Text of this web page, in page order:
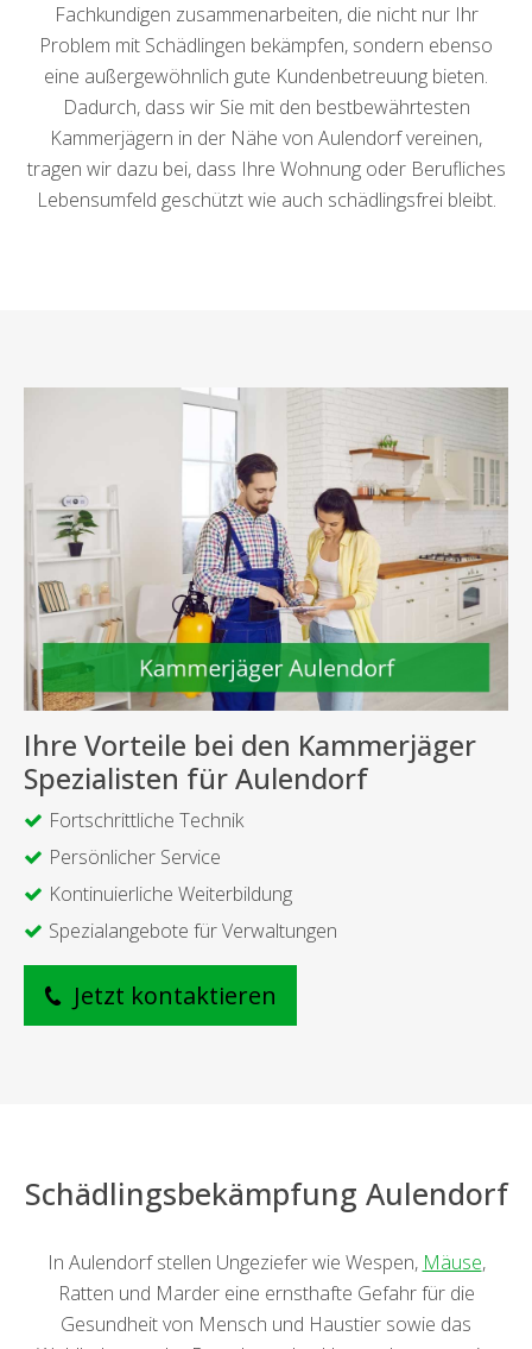
Fachkundigen zusammenarbeiten, die nicht nur Ihr
Problem mit Schädlingen bekämpfen, sondern ebenso
eine außergewöhnlich gute Kundenbetreuung bieten.
Dadurch, dass wir Sie mit den bestbewährtesten
Kammerjägern in der Nähe von Aulendorf vereinen,
tragen wir dazu bei, dass Ihre Wohnung oder Berufliches
Lebensumfeld geschützt wie auch schädlingsfrei bleibt.
Ihre Vorteile bei den Kammerjäger
Spezialisten für Aulendorf
Fortschrittliche Technik
Persönlicher Service
Kontinuierliche Weiterbildung
Spezialangebote für Verwaltungen
Jetzt kontaktieren
Schädlingsbekämpfung Aulendorf
In Aulendorf stellen Ungeziefer wie Wespen, Mäuse,
Ratten und Marder eine ernsthafte Gefahr für die
Gesundheit von Mensch und Haustier sowie das